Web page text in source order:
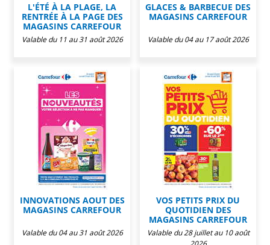
L'ÉTÉ À LA PLAGE, LA
RENTRÉE À LA PAGE DES
MAGASINS CARREFOUR
Valable du 11 au 31 août 2026
GLACES & BARBECUE DES
MAGASINS CARREFOUR
Valable du 04 au 17 août 2026
INNOVATIONS AOUT DES
MAGASINS CARREFOUR
Valable du 04 au 31 août 2026
VOS PETITS PRIX DU
QUOTIDIEN DES
MAGASINS CARREFOUR
Valable du 28 juillet au 10 août